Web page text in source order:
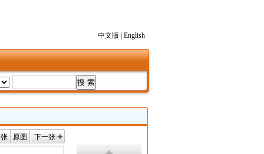
中文版 English
原图 下一张